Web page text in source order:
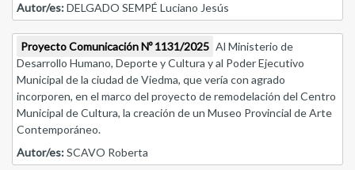
Autor/es:DELGADO SEMPÉ Luciano Jesús
Proyecto Comunicación Nº 1131/2025 Al Ministerio de
Desarrollo Humano, Deporte y Cultura y al Poder Ejecutivo
Municipal de la ciudad de Viedma, que vería con agrado
incorporen, en el marco del proyecto de remodelación del Centro
Municipal de Cultura, la creación de un Museo Provincial de Arte
Contemporáneo.
Autor/es:SCAVO Roberta